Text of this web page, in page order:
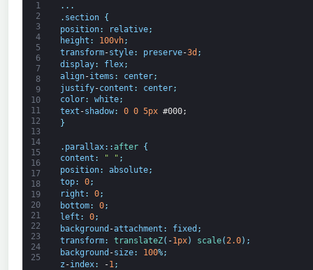
1
2
3
4
5
6
7
8
9
10
11
12
13
14
15
16
17
18
19
20
21
22
23
24
25
. . .
. section
{
position: relative;
height : 100vh;
transform-style: preserve-3d ;
display: flex;
align-items : center;
justify-content : center;
color: white;
text -shadow: 0 0 5px #000;
}
. parallax: :after
{
content : " " ;
position: absolute;
top: 0;
right : 0;
bottom: 0;
left : 0;
background -attachment : fixed ;
transform: translateZ( -1px) scale(2.0) ;
background -size: 100%;
z -index: -1 ;